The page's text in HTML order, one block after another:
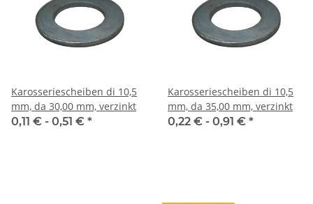
Karosseriescheiben di 10,5
mm, da 30,00 mm, verzinkt
0,11 € - 0,51 € *
Karosseriescheiben di 10,5
mm, da 35,00 mm, verzinkt
0,22 € - 0,91 € *